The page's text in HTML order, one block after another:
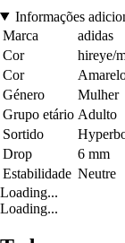
Informações
Marca
adidas
Cor
hireye/
Cor
Género
Mulher
Grupo etário Adulto
Sortido
Drop
6 mm
Estabilidade Neutre
Loading...
Loading...